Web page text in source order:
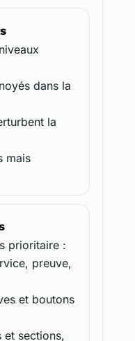
dans la
la
mais
prioritaire :
preuve,
et boutons
et sections,